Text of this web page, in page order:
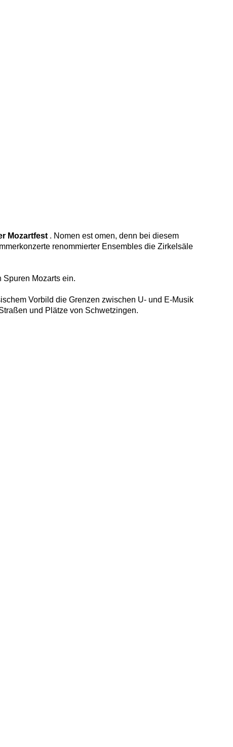
Mozartfest . Nomen est omen, denn bei diesem
renommierter Ensembles die Zirkelsäle
Mozarts ein.
Vorbild die Grenzen zwischen U- und E-Musik
und Plätze von Schwetzingen.